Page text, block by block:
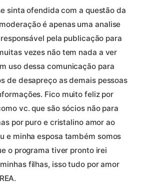
sinta ofendida com a questão da
é apenas uma analise
pela publicação para
vezes não tem nada a ver
uso dessa comunicação para
de desapreço as demais pessoas
Fico muito feliz por
vc. que são sócios não para
por puro e cristalino amor ao
e minha esposa também somos
o programa tiver pronto irei
filhas, isso tudo por amor